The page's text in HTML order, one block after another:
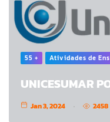
55 + Atividades de
UNICESUMAR
Jan 3, 2024 2458